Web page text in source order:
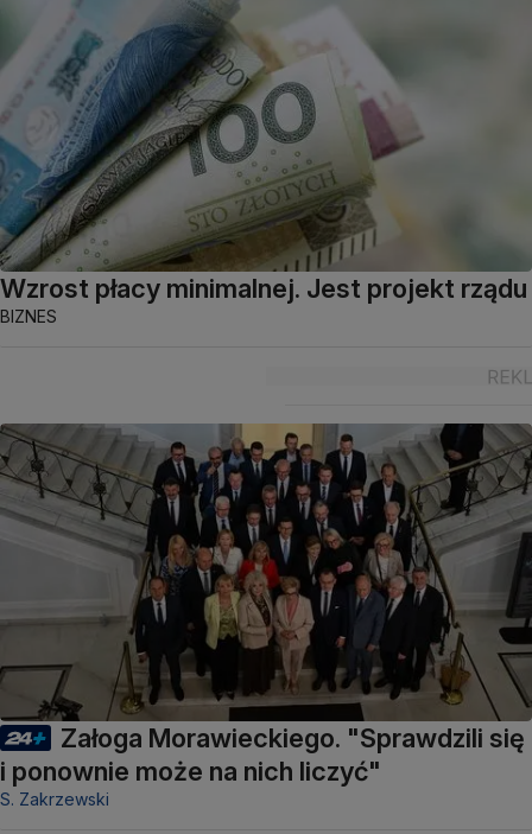
Wzrost płacy minimalnej. Jest projekt rządu
BIZNES
Załoga Morawieckiego. "Sprawdzili się
i ponownie może na nich liczyć"
S. Zakrzewski